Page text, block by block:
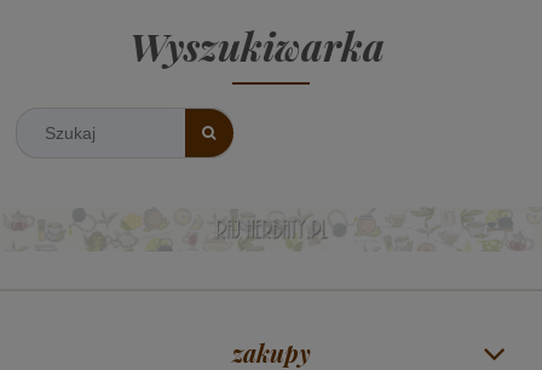
Wyszukiwarka
zakupy